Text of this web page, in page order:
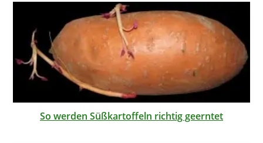
So werden Süßkartoffeln richtig geerntet